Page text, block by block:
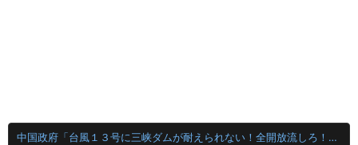
中国政府「台風１３号に三峡ダムが耐えられない！全開放流しろ！」⇒ 下流域の街が壊滅状態ｗｗｗｗｗ